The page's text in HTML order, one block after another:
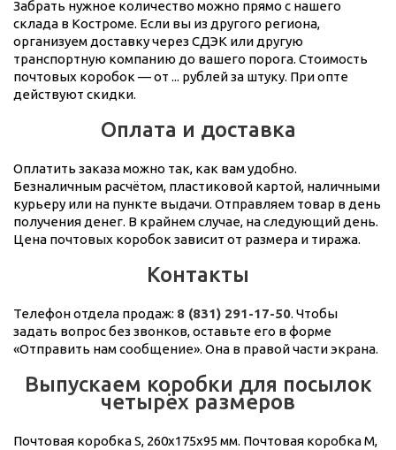
Забрать нужное количество можно прямо с нашего
склада в Костроме. Если вы из другого региона,
организуем доставку через СДЭК или другую
транспортную компанию до вашего порога. Стоимость
почтовых коробок — от ... рублей за штуку. При опте
действуют скидки.
Оплата и доставка
Оплатить заказа можно так, как вам удобно.
Безналичным расчётом, пластиковой картой, наличными
курьеру или на пункте выдачи. Отправляем товар в день
получения денег. В крайнем случае, на следующий день.
Цена почтовых коробок зависит от размера и тиража.
Контакты
Телефон отдела продаж: 8 (831) 291-17-50. Чтобы
задать вопрос без звонков, оставьте его в форме
«Отправить нам сообщение». Она в правой части экрана.
Выпускаем коробки для посылок
четырёх размеров
Почтовая коробка S, 260x175x95 мм. Почтовая коробка M,